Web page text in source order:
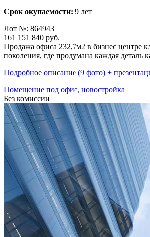
Срок окупаемости: 9 лет
Лот №: 864943
161 151 840 руб.
Продажа офиса 232,­7м2 в бизнес центре
поколения,­ где продумана каждая деталь
Подробное описание (9 фото) +
Помещение под офис, новостройка
Без комиссии